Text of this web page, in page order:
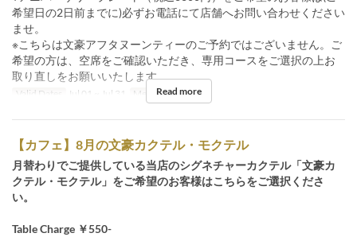
希望日の2日前までに)必ずお電話にて店舗へお問い合わせください
ませ。
※こちらは文豪アフタヌーンティーのご予約ではございません。ご
希望の方は、空席をご確認いただき、専用コースをご選択の上お
取り直しをお願いいたします。
Valid Dates Jul 01 ~ Jul 31 Meals Tea
Read more
【カフェ】8月の文豪カクテル・モクテル
月替わりでご提供している当店のシグネチャーカクテル「文豪カ
クテル・モクテル」をご希望のお客様はこちらをご選択くださ
い。
Table Charge ￥550-